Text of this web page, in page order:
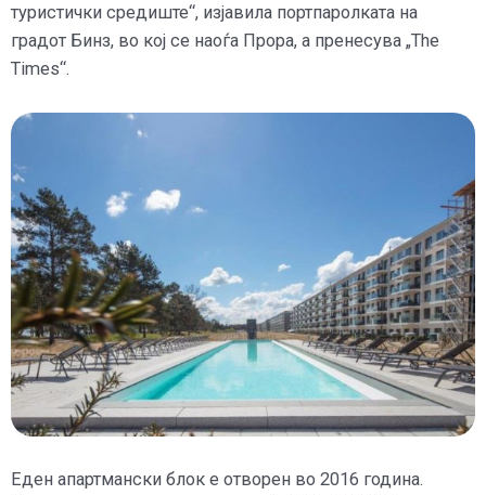
туристички средиште“, изјавила портпаролката на
градот Бинз, во кој се наоѓа Прора, а пренесува „The
Times“.
Еден апартмански блок е отворен во 2016 година.